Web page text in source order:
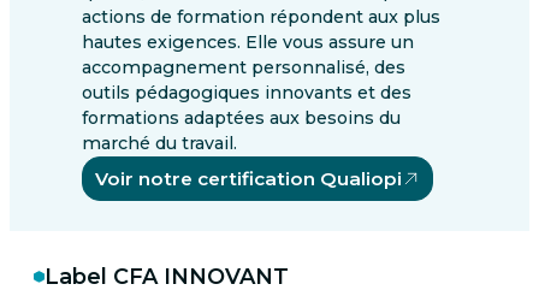
actions de formation répondent aux plus
hautes exigences. Elle vous assure un
accompagnement personnalisé, des
outils pédagogiques innovants et des
formations adaptées aux besoins du
marché du travail.
Voir notre certification Qualiopi
Label CFA INNOVANT